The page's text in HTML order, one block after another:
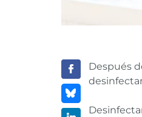
Después